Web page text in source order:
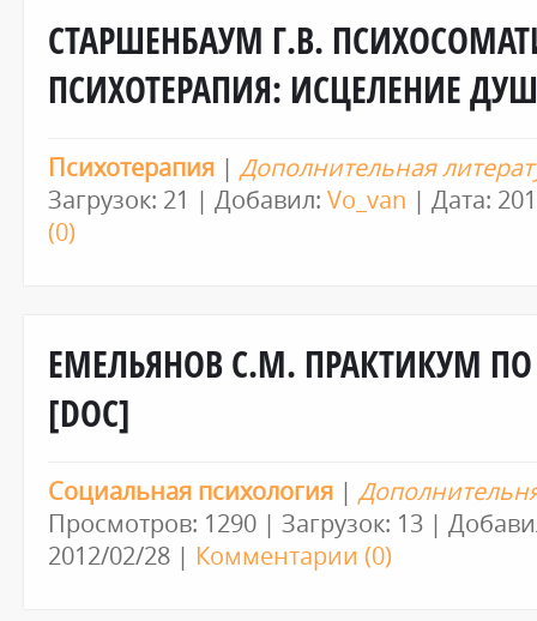
СТАРШЕНБАУМ Г.В.
ПСИХОТЕРАПИЯ: ИСЦЕЛЕНИЕ
Психотерапия | Дополнительная
Загрузок: 21 | Добавил: Vo_van | Дата:
(0)
ЕМЕЛЬЯНОВ С.М. ПРАКТИКУМ
[DOC]
Социальная психология |
Просмотров: 1290 | Загрузок: 13 |
2012/02/28 | Комментарии (0)